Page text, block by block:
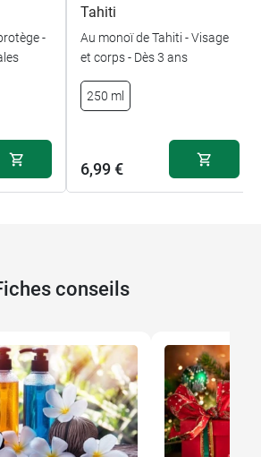
-
Tahiti
Au monoï de Tahiti - Visage
et corps - Dès 3 ans
250 ml
6,99 €
conseils